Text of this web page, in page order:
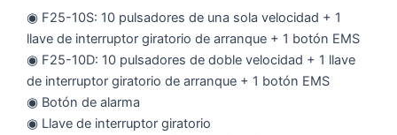
◉ F25-10S: 10 pulsadores de una sola velocidad + 1
llave de interruptor giratorio de arranque + 1 botón EMS
◉ F25-10D: 10 pulsadores de doble velocidad + 1 llave
de interruptor giratorio de arranque + 1 botón EMS
◉ Botón de alarma
◉ Llave de interruptor giratorio